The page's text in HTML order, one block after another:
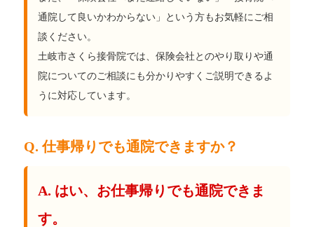
通院して良いかわからない」という方もお気軽にご相
談ください。
土岐市さくら接骨院では、保険会社とのやり取りや通
院についてのご相談にも分かりやすくご説明できるよ
うに対応しています。
Q. 仕事帰りでも通院できますか？
A. はい、お仕事帰りでも通院できま
す。